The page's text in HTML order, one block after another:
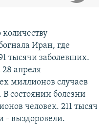
Иран, где
тысячи заболевших.
апреля
миллионов случаев
состоянии болезни
человек. 211 тысяч
- выздоровели.